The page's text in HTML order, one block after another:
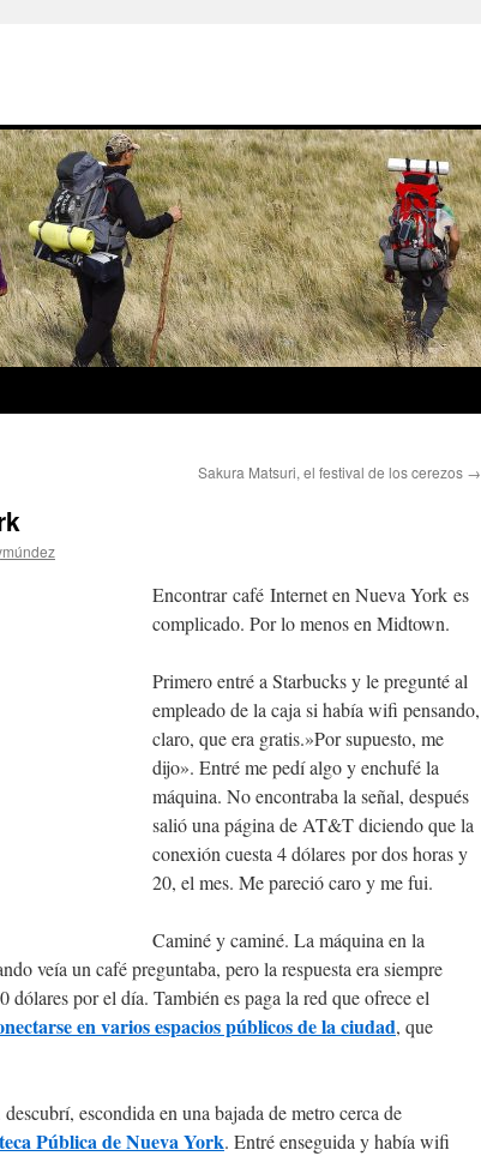
Sakura Matsuri, el festival de los cerezos →
Encontrar café Internet en Nueva York es
complicado. Por lo menos en Midtown.
Primero entré a Starbucks y le pregunté al
empleado de la caja si había wifi pensando,
claro, que era gratis.»Por supuesto, me
dijo». Entré me pedí algo y enchufé la
máquina. No encontraba la señal, después
salió una página de AT&T diciendo que la
conexión cuesta 4 dólares por dos horas y
20, el mes. Me pareció caro y me fui.
Caminé y caminé. La máquina en la
veía un café preguntaba, pero la respuesta era siempre
por el día. También es paga la red que ofrece el
en varios espacios públicos de la ciudad, que
escondida en una bajada de metro cerca de
Pública de Nueva York. Entré enseguida y había wifi